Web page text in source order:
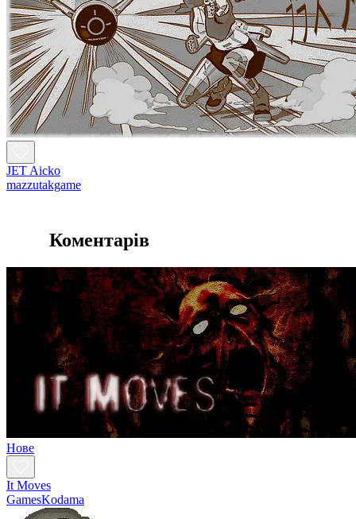
JET Aicko
mazzutakgame
Коментарів
Нове
It Moves
GamesKodama